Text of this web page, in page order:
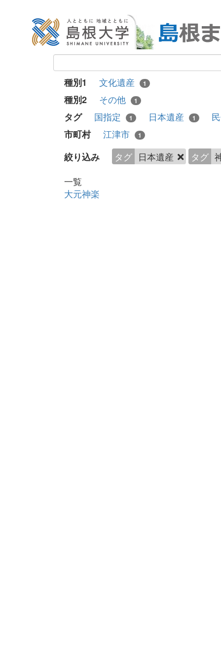
種別1 文化遺産 1
種別2 その他 1
タグ 国指定 1 日本遺産 1
市町村
江津市 1
絞り込み タグ 日本遺産 タグ
一覧
大元神楽